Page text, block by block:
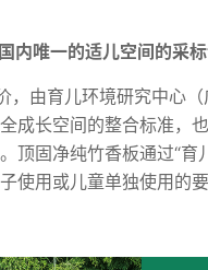
内唯一的适儿空间的采
，由育儿环境研究中心
成长空间的整合标准，
顶固净纯竹香板通过“育
使用或儿童单独使用的